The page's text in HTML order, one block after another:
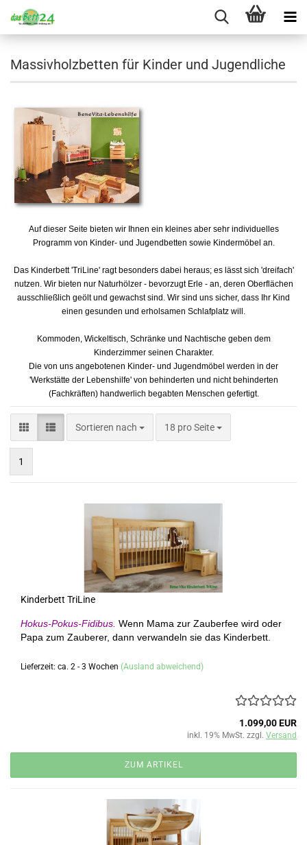
Massivholzbetten für Kinder und Jugendliche
Auf dieser Seite bieten wir Ihnen ein kleines aber sehr individuelles
Programm von Kinder- und Jugendbetten sowie Kindermöbel an.
Das Kinderbett 'TriLine' ragt besonders dabei heraus; es lässt sich 'dreifach'
nutzen. Wir bieten nur Naturhölzer - bevorzugt Erle - an, deren Oberflächen
ausschließlich geölt und gewachst sind. Wir sind uns sicher, dass Ihr Kind
einen gesunden und erholsamen Schlafplatz will.
Kommoden, Wickeltisch, Schränke und Nachtische geben dem
Kinderzimmer seinen Charakter.
Die von uns angebotenen Kinder- und Jugendmöbel werden in der
'Werkstätte der Lebenshilfe' von behinderten und nicht behinderten
(Fachkräften) handwerlich begabten Menschen gefertigt.
Sortieren nach
Sortieren nach 18 pro Seite
pro Seite
1
Kinderbett TriLine
Hokus-Pokus-Fidibus. Wenn Mama zur Zauberfee wird oder
Papa zum Zauberer, dann verwandeln sie das Kinderbett.
Lieferzeit: ca. 2 - 3 Wochen (Ausland abweichend)
1.099,00 EUR
inkl. 19% MwSt. zzgl. Versand
ZUM ARTIKEL